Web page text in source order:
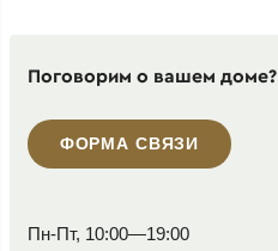
Поговорим о вашем доме?
ФОРМА СВЯЗИ
Пн-Пт, 10:00—19:00